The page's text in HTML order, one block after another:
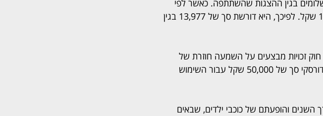
בגין ההצגות שהשתתפה. כאשר לפי
הסכם שנערך ב-2006 בין הצדדים נקבע כי היא תקבל 1550 שקל. לפיכך, היא דורשת סך של 13,977 בגין
פיצויי של "200,000 שקל מכוח חוק זכויות מבצעים על השמעה חוזרת של
ביצוע השירים שהוקלטו". כמו כן, בכתב התביעה דורשת אמדורסקי סך של 50,000 שקל עבור השימוש
השנים והופעתם של כוכבי ילדים, שבאים